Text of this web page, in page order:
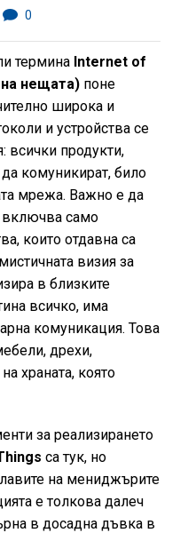
0
термина Internet of
на нещата) поне
широка и
и устройства се
всички продукти,
комуникират, било
мрежа. Важно е да
включва само
които отдавна са
визия за
в близките
всичко, има
комуникация. Това
дрехи,
храната, която
за реализирането
са тук, но
на мениджърите
е толкова далеч
в досадна дъвка в